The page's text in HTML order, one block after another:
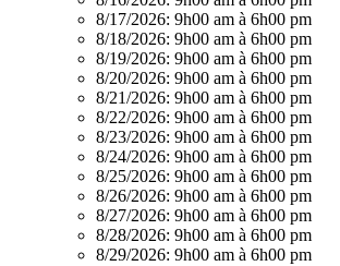
8/17/2026: 9h00 am à 6h00 pm
8/18/2026: 9h00 am à 6h00 pm
8/19/2026: 9h00 am à 6h00 pm
8/20/2026: 9h00 am à 6h00 pm
8/21/2026: 9h00 am à 6h00 pm
8/22/2026: 9h00 am à 6h00 pm
8/23/2026: 9h00 am à 6h00 pm
8/24/2026: 9h00 am à 6h00 pm
8/25/2026: 9h00 am à 6h00 pm
8/26/2026: 9h00 am à 6h00 pm
8/27/2026: 9h00 am à 6h00 pm
8/28/2026: 9h00 am à 6h00 pm
8/29/2026: 9h00 am à 6h00 pm